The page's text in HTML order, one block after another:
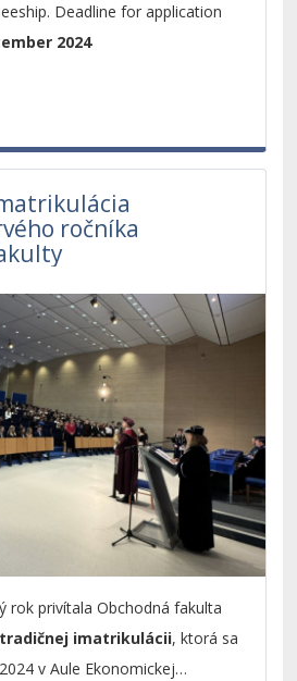
Deadline for application
2024
ročníka
rok privítala Obchodná fakulta
tradičnej imatrikulácii, ktorá sa
v Aule Ekonomickej